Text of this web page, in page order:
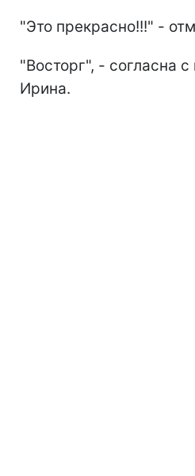
"Это прекрасно!!!" -
"Восторг", - согласна
Ирина.